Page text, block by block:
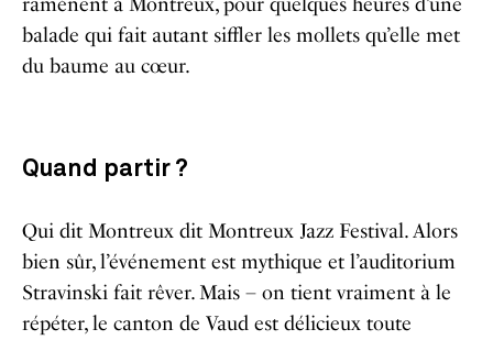
balade qui fait autant siffler les mollets qu’elle met
du baume au cœur.
Quand partir ?
Qui dit Montreux dit Montreux Jazz Festival. Alors
bien sûr, l’événement est mythique et l’auditorium
Stravinski fait rêver. Mais – on tient vraiment à le
répéter, le canton de Vaud est délicieux toute